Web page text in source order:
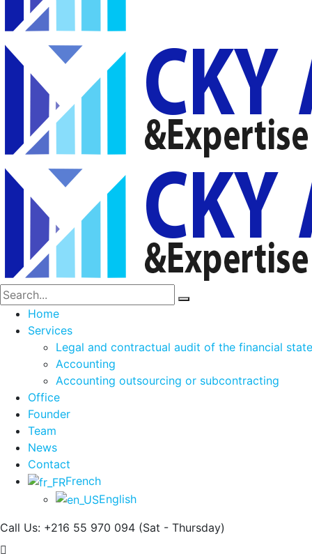
Home
Services
Legal and contractual audit of the financial
Accounting
Accounting outsourcing or subcontracting
Office
Founder
Team
News
Contact
French
English
Call Us: +216 55 970 094 (Sat - Thursday)